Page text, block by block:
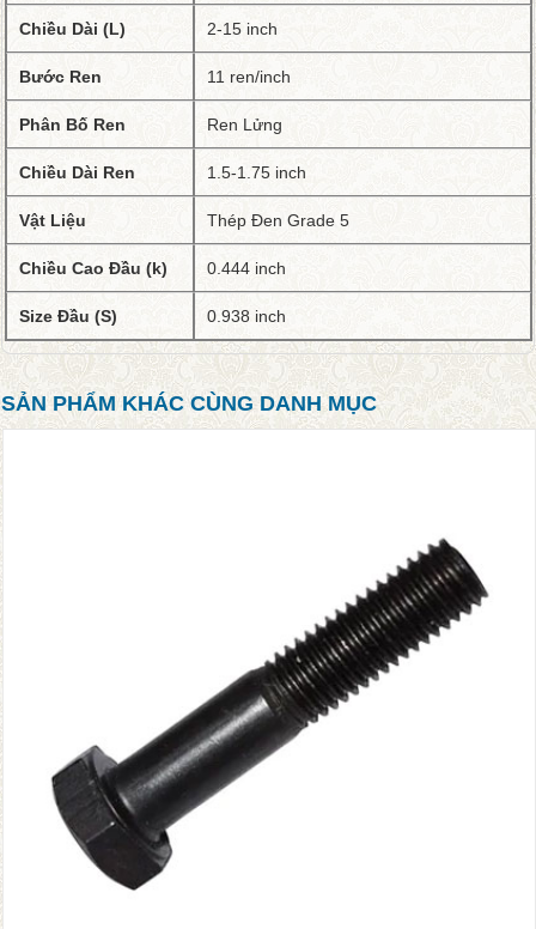
Chiều Dài (L) 2-15 inch
Bước Ren 11 ren/inch
Phân Bố Ren Ren Lửng
Chiều Dài Ren 1.5-1.75 inch
Vật Liệu Thép Đen Grade 5
Chiều Cao Đầu (k) 0.444 inch
Size Đầu (S) 0.938 inch
SẢN PHẨM KHÁC CÙNG DANH MỤC